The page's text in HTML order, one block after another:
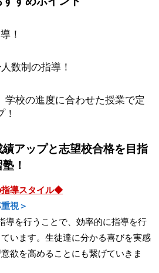
！
数制の指導！
学校の進度に合わせた授業で定
アップと志望校合格を目指
！
導スタイル◆
視＞
導を行うことで、効率的に指導を行
います。生徒達に分かる喜びを実感
欲を高めることにも繋げていきま